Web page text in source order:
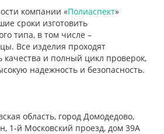
компании «Полиаспект»
сроки изготовить
типа, в том числе –
Все изделия проходят
и полный цикл проверок,
надежность и безопасность.
область, город Домодедово,
1-й Московский проезд, дом 39А